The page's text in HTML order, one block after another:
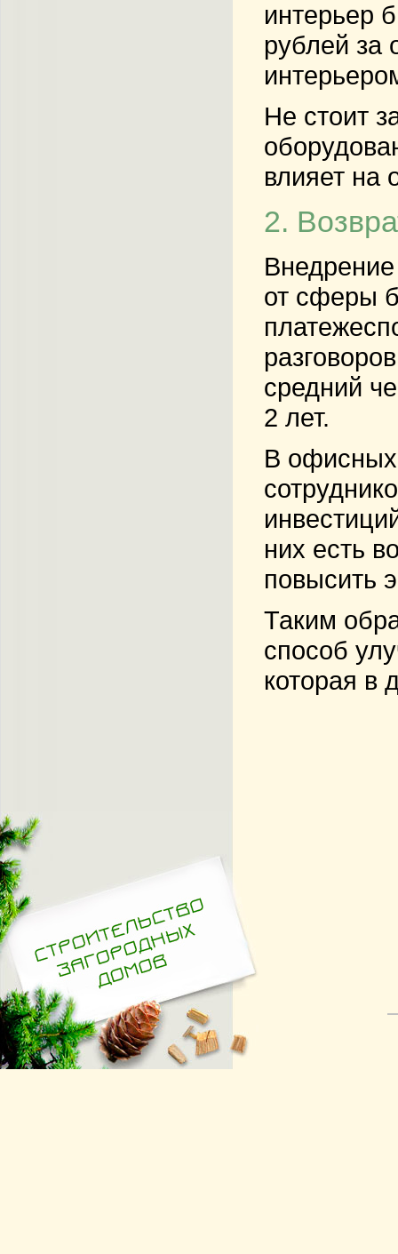
интерьер
рублей за
Не стоит
влияет на
2.
от сферы
средний
2 лет.
В офисных
них есть
повысить
Таким
способ
которая в